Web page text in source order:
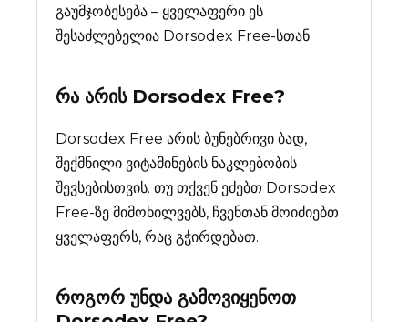
გაუმჯობესება – ყველაფერი ეს
შესაძლებელია Dorsodex Free-სთან.
რა არის Dorsodex Free?
Dorsodex Free არის ბუნებრივი ბად,
შექმნილი ვიტამინების ნაკლებობის
შევსებისთვის. თუ თქვენ ეძებთ Dorsodex
Free-ზე მიმოხილვებს, ჩვენთან მოიძიებთ
ყველაფერს, რაც გჭირდებათ.
როგორ უნდა გამოვიყენოთ